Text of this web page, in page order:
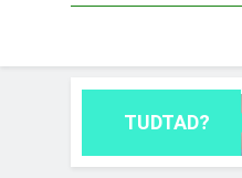
TUDTAD?